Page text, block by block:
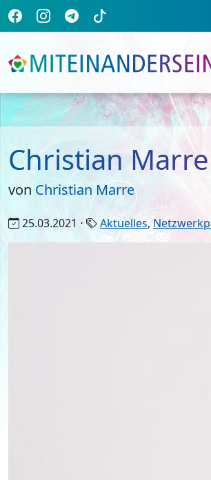
Christian
von Christian Marre
25.03.2021 ⋅ Aktuelles,